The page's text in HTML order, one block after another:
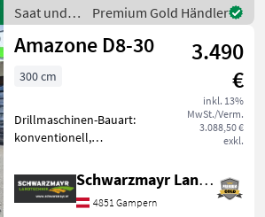
Bastlermaschine wie vom
Kunden - sofort verfügbar.
Saat und
Pflege /
Amazone
Premium Gold Händler
Amazone D8-30
3.490
€
inkl. 13%
MwSt./Verm.
3.088,50 €
exkl.
300 cm
Drillmaschinen-Bauart:
konventionell,
Fahrgassenschaltung,
Fahrwerk, Schleppschare,
Spuranreisser EDV: 72977
Schwarzmayr Landtechnik GmbH - Gampern
4851 Gampern